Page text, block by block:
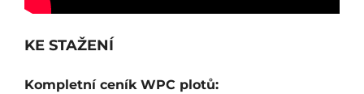
KE STAŽENÍ
Kompletní ceník WPC plotů: